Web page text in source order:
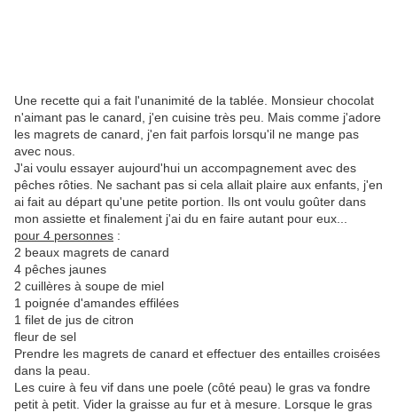
Une recette qui a fait l'unanimité de la tablée. Monsieur chocolat
n'aimant pas le canard, j'en cuisine très peu. Mais comme j'adore
les magrets de canard, j'en fait parfois lorsqu'il ne mange pas
avec nous.
J'ai voulu essayer aujourd'hui un accompagnement avec des
pêches rôties. Ne sachant pas si cela allait plaire aux enfants, j'en
ai fait au départ qu'une petite portion. Ils ont voulu goûter dans
mon assiette et finalement j'ai du en faire autant pour eux...
pour 4 personnes :
2 beaux magrets de canard
4 pêches jaunes
2 cuillères à soupe de miel
1 poignée d'amandes effilées
1 filet de jus de citron
fleur de sel
Prendre les magrets de canard et effectuer des entailles croisées
dans la peau.
Les cuire à feu vif dans une poele (côté peau) le gras va fondre
petit à petit. Vider la graisse au fur et à mesure. Lorsque le gras